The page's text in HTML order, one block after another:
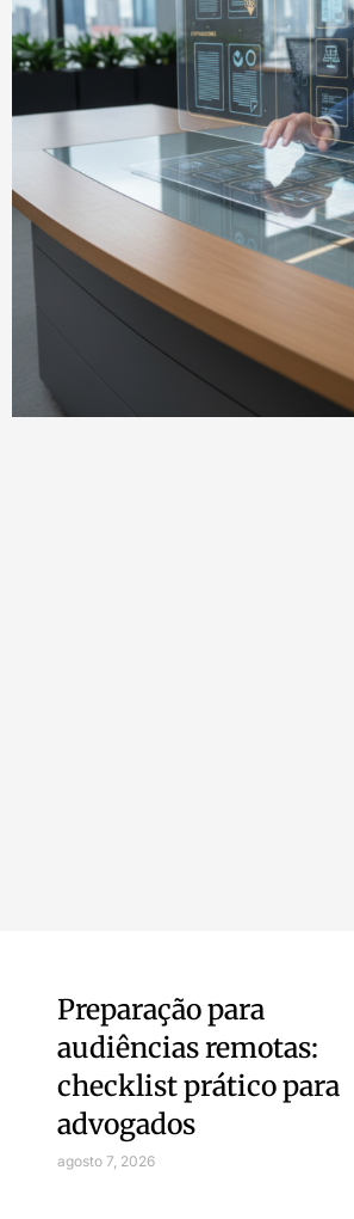
Preparação para
audiências remotas:
checklist prático para
advogados
agosto 7, 2026